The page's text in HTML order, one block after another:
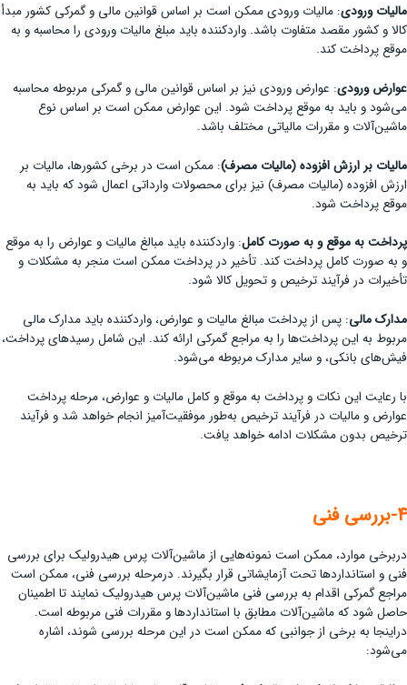
مالیات ورودی: مالیات ورودی ممکن است بر اساس قوانین مالی و گمرکی کشور مبدأ
کالا و کشور مقصد متفاوت باشد. واردکننده باید مبلغ مالیات ورودی را محاسبه و به
موقع پرداخت کند.
عوارض ورودی: عوارض ورودی نیز بر اساس قوانین مالی و گمرکی مربوطه محاسبه
می‌شود و باید به موقع پرداخت شود. این عوارض ممکن است بر اساس نوع
ماشین‌آلات و مقررات مالیاتی مختلف باشد.
مالیات بر ارزش افزوده (مالیات مصرف): ممکن است در برخی کشورها، مالیات بر
ارزش افزوده (مالیات مصرف) نیز برای محصولات وارداتی اعمال شود که باید به
موقع پرداخت شود.
پرداخت به موقع و به صورت کامل: واردکننده باید مبالغ مالیات و عوارض را به موقع
و به صورت کامل پرداخت کند. تأخیر در پرداخت ممکن است منجر به مشکلات و
تأخیرات در فرآیند ترخیص و تحویل کالا شود.
مدارک مالی: پس از پرداخت مبالغ مالیات و عوارض، واردکننده باید مدارک مالی
مربوط به این پرداخت‌ها را به مراجع گمرکی ارائه کند. این شامل رسیدهای پرداخت،
فیش‌های بانکی، و سایر مدارک مربوطه می‌شود.
با رعایت این نکات و پرداخت به موقع و کامل مالیات و عوارض، مرحله پرداخت
عوارض و مالیات در فرآیند ترخیص به‌طور موفقیت‌آمیز انجام خواهد شد و فرآیند
ترخیص بدون مشکلات ادامه خواهد یافت.
4-بررسی فنی
دربرخی موارد، ممکن است نمونه‌هایی از ماشین‌آلات پرس هیدرولیک برای بررسی
فنی و استاندارد‌ها تحت آزمایشاتی قرار بگیرند. درمرحله بررسی فنی، ممکن است
مراجع گمرکی اقدام به بررسی فنی ماشین‌آلات پرس هیدرولیک نمایند تا اطمینان
حاصل شود که ماشین‌آلات مطابق با استانداردها و مقررات فنی مربوطه است.
دراینجا به برخی از جوانبی که ممکن است در این مرحله بررسی شوند، اشاره
می‌شود: